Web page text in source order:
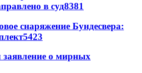
в суд8381
снаряжение Бундесвера:
5423
заявление о мирных